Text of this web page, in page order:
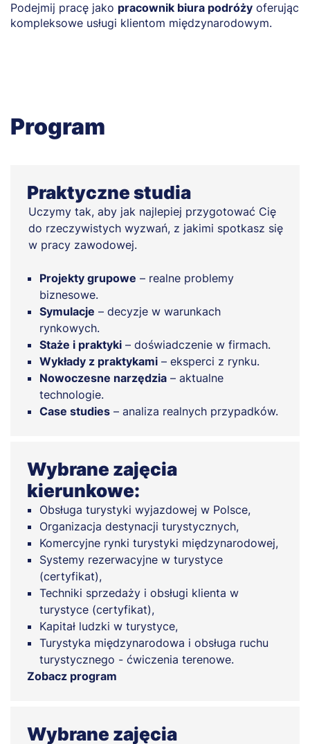
Podejmij pracę jako pracownik biura podróży oferując
kompleksowe usługi klientom międzynarodowym.
Program
Praktyczne studia
Uczymy tak, aby jak najlepiej przygotować Cię
do rzeczywistych wyzwań, z jakimi spotkasz się
w pracy zawodowej.
Projekty grupowe – realne problemy
biznesowe.
Symulacje – decyzje w warunkach
rynkowych.
Staże i praktyki – doświadczenie w firmach.
Wykłady z praktykami – eksperci z rynku.
Nowoczesne narzędzia – aktualne
technologie.
Case studies – analiza realnych przypadków.
Wybrane zajęcia
kierunkowe:
Obsługa turystyki wyjazdowej w Polsce,
Organizacja destynacji turystycznych,
Komercyjne rynki turystyki międzynarodowej,
Systemy rezerwacyjne w turystyce
(certyfikat),
Techniki sprzedaży i obsługi klienta w
turystyce (certyfikat),
Kapitał ludzki w turystyce,
Turystyka międzynarodowa i obsługa ruchu
turystycznego - ćwiczenia terenowe.
Zobacz program
Wybrane zajęcia